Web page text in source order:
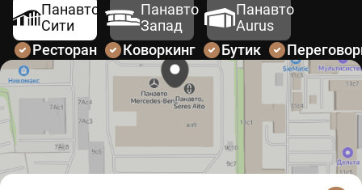
Панавто
Сити
Панавто
Запад
Панавто
Aurus
Ресторан
Коворкинг Бутик